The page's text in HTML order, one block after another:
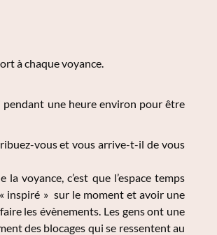
à chaque voyance.
pendant une heure environ pour être
vous et vous arrive-t-il de vous
voyance, c’est que l’espace temps
inspiré » sur le moment et avoir une
les évènements. Les gens ont une
des blocages qui se ressentent au